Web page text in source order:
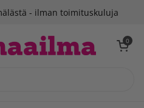
- ilman toimituskuluja
Avaa 0